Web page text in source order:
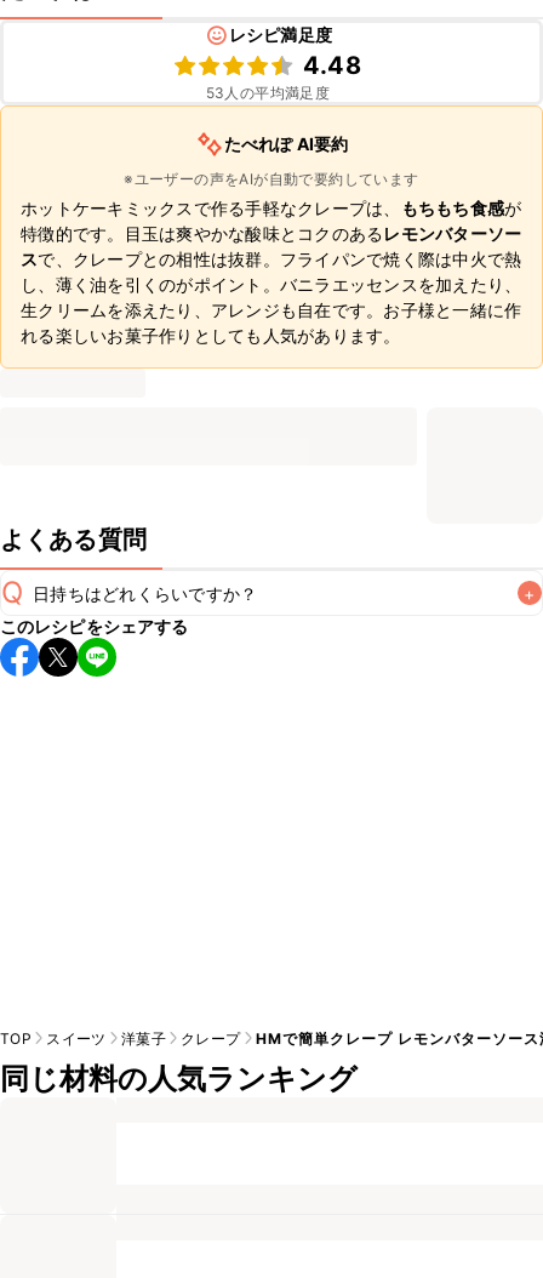
レシピ満足度
4.48
53 人の平均満足度
たべれぽ AI要約
※ユーザーの声をAIが自動で要約しています
ホットケーキミックスで作る手軽なクレープは、 もちもち食感が
特徴的です。目玉は爽やかな酸味とコクのあるレモンバターソー
スで、クレープとの相性は抜群。フライパンで焼く際は中火で熱
し、薄く油を引くのがポイント。バニラエッセンスを加えたり、
生クリームを添えたり、アレンジも自在です。お子様と一緒に作
れる楽しいお菓子作りとしても人気があります。
よくある質問
Q 日持ちはどれくらいですか？ +
保存期間は冷蔵で当日中が目安です。なるべくお早めにお召
し上がりください。
このレシピをシェアする
TOP スイーツ 洋菓子 クレープ HMで簡単クレープ レモンバターソース
同じ材料の人気ランキング